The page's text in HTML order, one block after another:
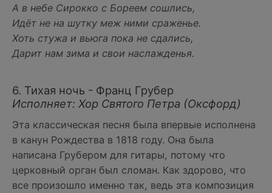
А в небе Сирокко с Бореем сошлись,
Идёт не на шутку меж ними сраженье.
Хоть стужа и вьюга пока не сдались,
Дарит нам зима и свои наслажденья.
6. Тихая ночь - Франц Грубер
Исполняет: Хор Святого Петра (Оксфорд)
Эта классическая песня была впервые исполнена
в канун Рождества в 1818 году. Она была
написана Грубером для гитары, потому что
церковный орган был сломан. Как здорово, что
все произошло именно так, ведь эта композиция